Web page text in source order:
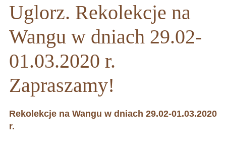
Uglorz. Rekolekcje na
Wangu w dniach 29.02-
01.03.2020 r.
Zapraszamy!
Rekolekcje na Wangu w dniach 29.02-01.03.2020
r.